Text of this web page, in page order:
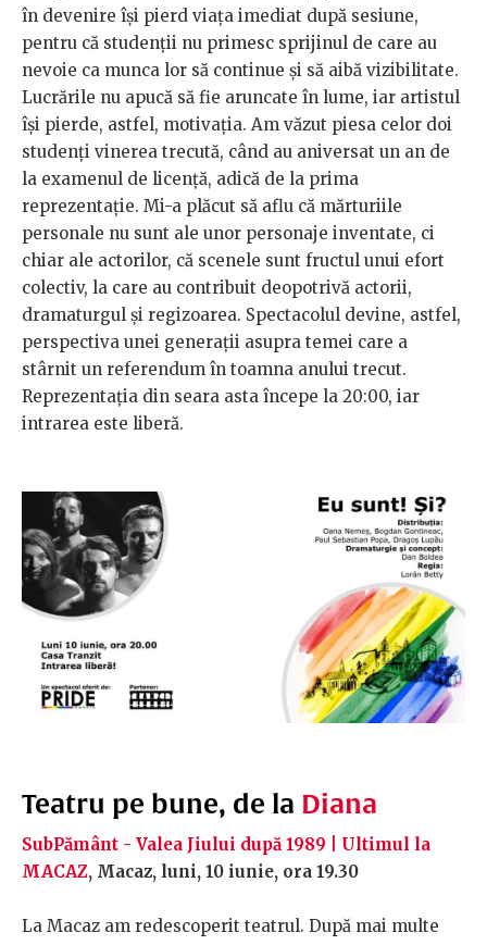
în devenire își pierd viața imediat după sesiune,
pentru că studenții nu primesc sprijinul de care au
nevoie ca munca lor să continue și să aibă vizibilitate.
Lucrările nu apucă să fie aruncate în lume, iar artistul
își pierde, astfel, motivația. Am văzut piesa celor doi
studenți vinerea trecută, când au aniversat un an de
la examenul de licență, adică de la prima
reprezentație. Mi-a plăcut să aflu că mărturiile
personale nu sunt ale unor personaje inventate, ci
chiar ale actorilor, că scenele sunt fructul unui efort
colectiv, la care au contribuit deopotrivă actorii,
dramaturgul și regizoarea. Spectacolul devine, astfel,
perspectiva unei generații asupra temei care a
stârnit un referendum în toamna anului trecut.
Reprezentația din seara asta începe la 20:00, iar
intrarea este liberă.
Teatru pe bune, de la Diana
SubPământ - Valea Jiului după 1989 | Ultimul la
MACAZ, Macaz, luni, 10 iunie, ora 19.30
La Macaz am redescoperit teatrul. După mai multe